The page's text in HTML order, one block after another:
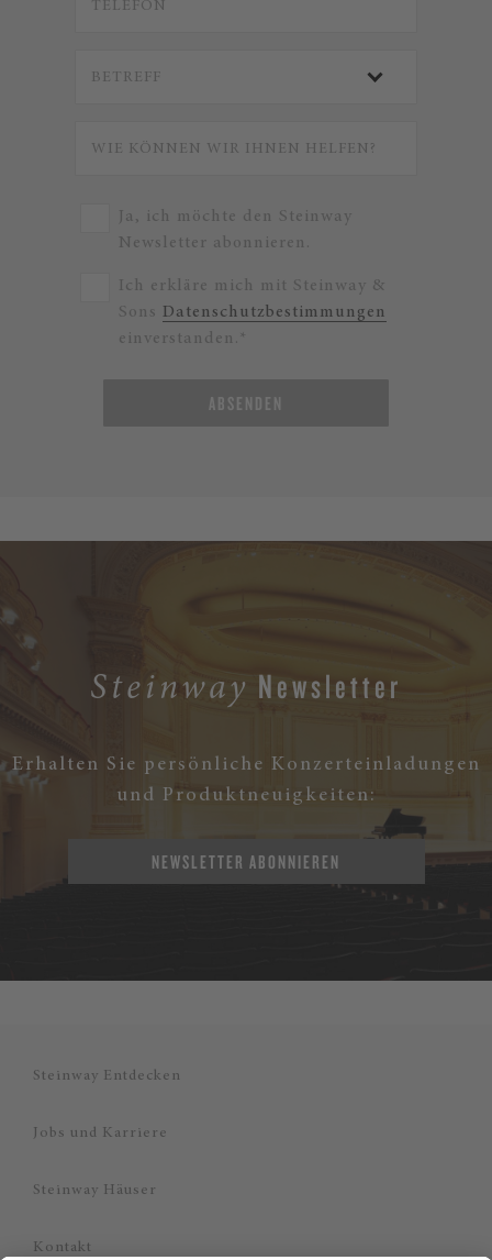
Ja, ich möchte den Steinway
Newsletter abonnieren.
Ich erkläre mich mit Steinway &
Sons Datenschutzbestimmungen
einverstanden.*
ABSENDEN
Steinway Newsletter
Erhalten Sie persönliche Konzerteinladungen
und Produktneuigkeiten:
NEWSLETTER ABONNIEREN
Steinway Entdecken
Jobs und Karriere
Steinway Häuser
Kontakt